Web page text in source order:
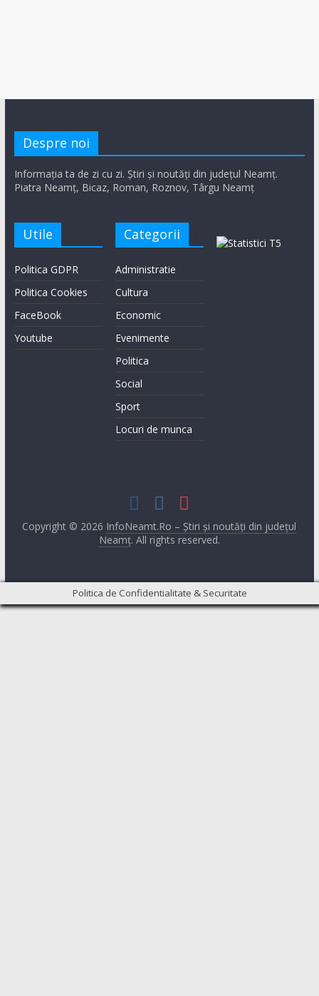
Despre noi
Informația ta de zi cu zi. Știri și noutăți din județul Neamț.
Piatra Neamț, Bicaz, Roman, Roznov, Târgu Neamț
Utile
Politica GDPR
Politica Cookies
FaceBook
Youtube
Categorii
Administratie
Cultura
Economic
Evenimente
Politica
Social
Sport
Locuri de munca
Copyright © 2026 InfoNeamt.Ro – Știri și noutăți din județul
Neamț. All rights reserved.
Politica de Confidentialitate & Securitate